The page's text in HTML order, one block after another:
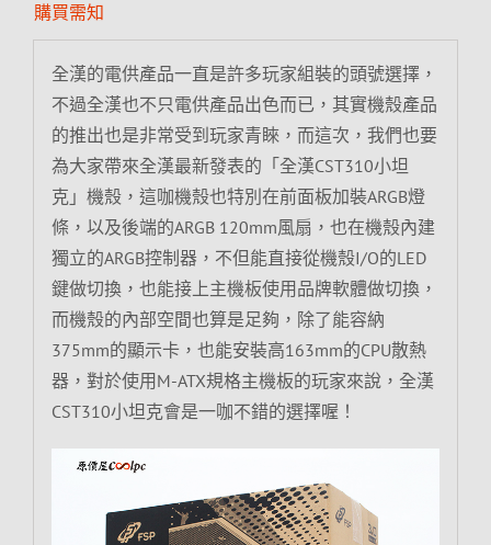
購買需知
全漢的電供產品一直是許多玩家組裝的頭號選擇，
不過全漢也不只電供產品出色而已，其實機殼產品
的推出也是非常受到玩家青睞，而這次，我們也要
為大家帶來全漢最新發表的「全漢CST310小坦
克」機殼，這咖機殼也特別在前面板加裝ARGB燈
條，以及後端的ARGB 120mm風扇，也在機殼內建
獨立的ARGB控制器，不但能直接從機殼I/O的LED
鍵做切換，也能接上主機板使用品牌軟體做切換，
而機殼的內部空間也算是足夠，除了能容納
375mm的顯示卡，也能安裝高163mm的CPU散熱
器，對於使用M-ATX規格主機板的玩家來說，全漢
CST310小坦克會是一咖不錯的選擇喔！